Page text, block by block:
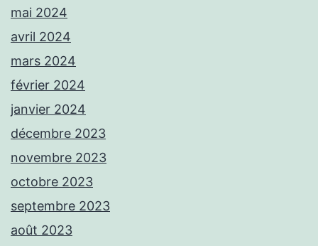
mai 2024
avril 2024
mars 2024
février 2024
janvier 2024
décembre 2023
novembre 2023
octobre 2023
septembre 2023
août 2023